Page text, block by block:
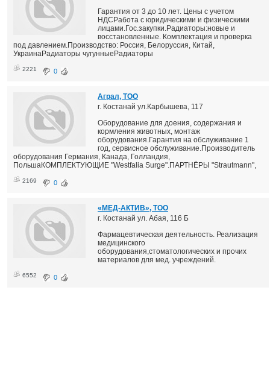
Гарантия от 3 до 10 лет. Цены с учетом
НДСРабота с юридическими и физическими
лицами.Гос.закупки.Радиаторы:новые и
восстановленные. Комплектация и проверка
под давлением.Производство: Россия, Белоруссия, Китай,
УкраинаРадиаторы чугунныеРадиаторы
2221 0
Аграл, ТОО
г. Костанай ул.Карбышева, 117
Оборудование для доения, содержания и
кормления животных, монтаж
оборудования.Гарантия на обслуживание 1
год, сервисное обслуживание.Производитель
оборудования Германия, Канада, Голландия,
ПольшаКОМПЛЕКТУЮЩИЕ "Westfalia Surge".ПАРТНЁРЫ "Strautmann",
2169 0
«МЕД-АКТИВ», ТОО
г. Костанай ул. Абая, 116 Б
Фармацевтическая деятельность. Реализация
медицинского
оборудования,стоматологических и прочих
материалов для мед. учреждений.
6552 0